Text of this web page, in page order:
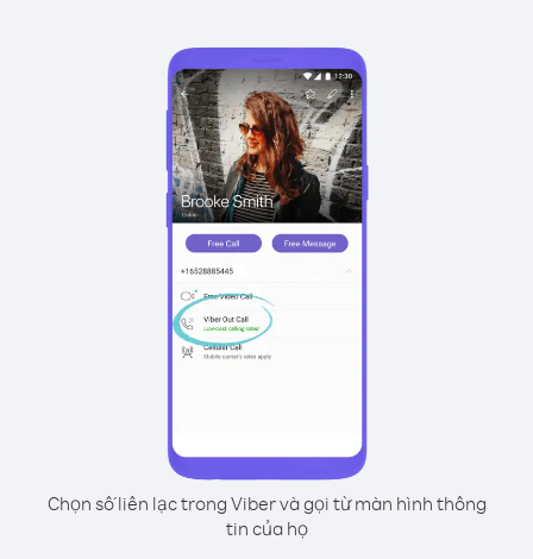
Chọn số liên lạc trong Viber và gọi từ màn hình thông
tin của họ